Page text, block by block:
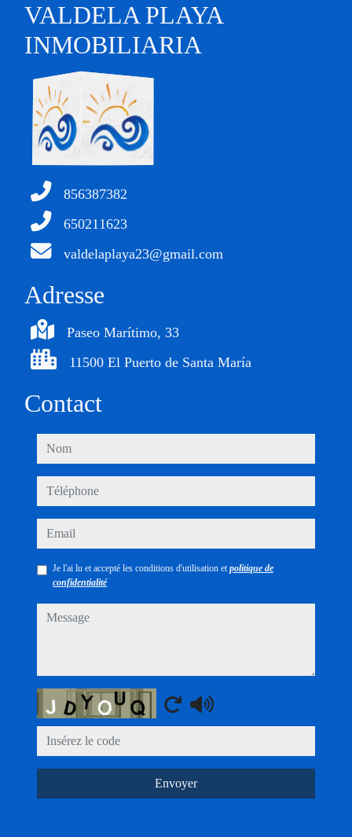
VALDELA PLAYA
INMOBILIARIA
856387382
650211623
valdelaplaya23@gmail.com
Adresse
Paseo Marítimo, 33
11500 El Puerto de Santa María
Contact
nom
téléphone
email
Je l'ai lu et accepté les conditions d'utilisation etpolitique de
confidentialité
message
Captcha
Envoyer